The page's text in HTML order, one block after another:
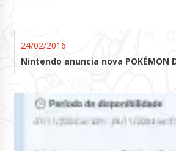
24/02/2016
Nintendo anuncia nova POKÉMON